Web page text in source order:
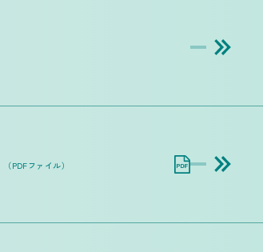
（PDFファイル）